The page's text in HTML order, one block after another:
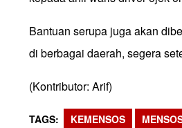
Bantuan serupa juga akan
di berbagai daerah, segera
(Kontributor: Arif)
TAGS KEMENSOS